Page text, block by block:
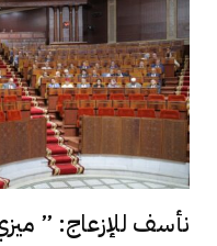
نأسف للإزعاج: ”